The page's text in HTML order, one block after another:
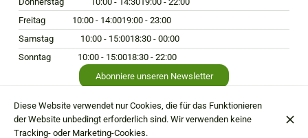
Freitag
10:00 - 14:0019:00 - 23:00
Samstag
10:00 - 15:0018:30 - 00:00
Sonntag
10:00 - 15:0018:30 - 22:00
Abonniere unseren Newsletter
Diese Website verwendet nur Cookies, die für das Funktionieren
der Website unbedingt erforderlich sind. Wir verwenden keine
Tracking- oder Marketing-Cookies.